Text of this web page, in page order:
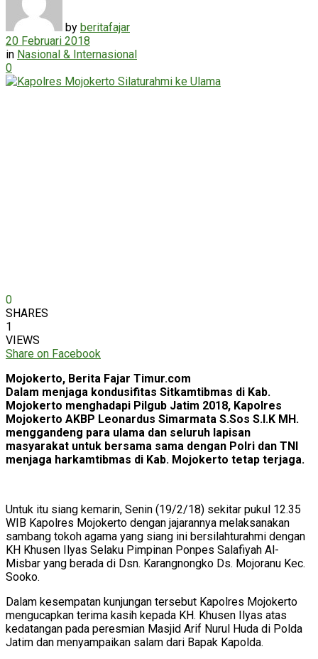
by beritafajar
20 Februari 2018
in Nasional & Internasional
0
0
SHARES
1
VIEWS
Share on Facebook
Mojokerto, Berita Fajar Timur.com
Dalam menjaga kondusifitas Sitkamtibmas di Kab.
Mojokerto menghadapi Pilgub Jatim 2018, Kapolres
Mojokerto AKBP Leonardus Simarmata S.Sos S.I.K MH.
menggandeng para ulama dan seluruh lapisan
masyarakat untuk bersama sama dengan Polri dan TNI
menjaga harkamtibmas di Kab. Mojokerto tetap terjaga.
Untuk itu siang kemarin, Senin (19/2/18) sekitar pukul 12.35
WIB Kapolres Mojokerto dengan jajarannya melaksanakan
sambang tokoh agama yang siang ini bersilahturahmi dengan
KH Khusen Ilyas Selaku Pimpinan Ponpes Salafiyah Al-
Misbar yang berada di Dsn. Karangnongko Ds. Mojoranu Kec.
Sooko.
Dalam kesempatan kunjungan tersebut Kapolres Mojokerto
mengucapkan terima kasih kepada KH. Khusen Ilyas atas
kedatangan pada peresmian Masjid Arif Nurul Huda di Polda
Jatim dan menyampaikan salam dari Bapak Kapolda.